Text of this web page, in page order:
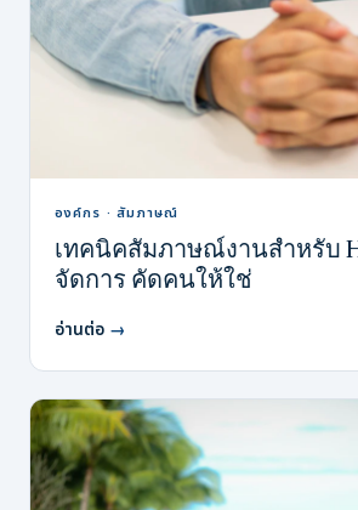
องค์กร · สัมภาษณ์
เทคนิคสัมภาษณ์งานสำหรับ
จัดการ คัดคนให้ใช่
อ่านต่อ →